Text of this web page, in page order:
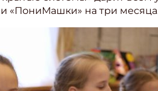
и «ПониМашки» на три